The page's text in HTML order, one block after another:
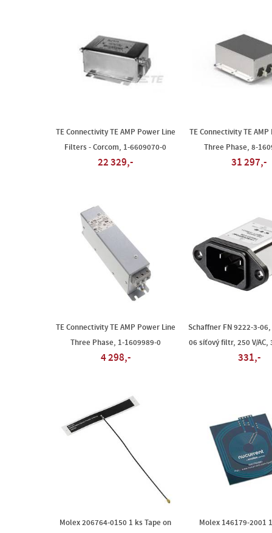
TE Connectivity TE AMP Power Line
Filters - Corcom, 1-6609070-0
22 329,-
TE Connectivity TE
Three Phase, 8-
31 297,-
TE Connectivity TE AMP Power Line
Three Phase, 1-1609989-0
4 298,-
Schaffner FN 9222-3-
06 síťový filtr, 250 V/AC,
331,-
Molex 206764-0150 1 ks Tape on
Molex 146179-2001